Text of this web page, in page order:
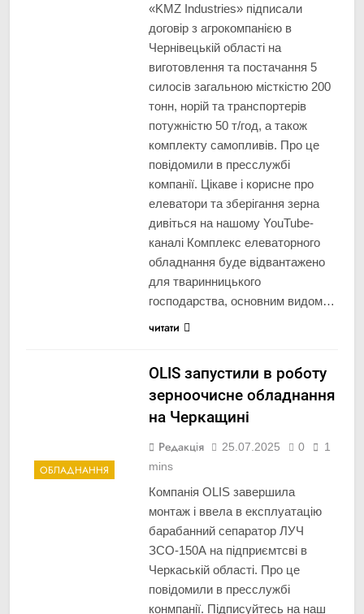
«KMZ Industries» підписали
договір з агрокомпанією в
Чернівецькій області на
виготовлення та постачання 5
силосів загальною місткістю 200
тонн, норій та транспортерів
потужністю 50 т/год, а також
комплекту самопливів. Про це
повідомили в пресслужбі
компанії. Цікаве і корисне про
елеватори та зберігання зерна
дивіться на нашому YouTube-
каналі Комплекс елеваторного
обладнання буде відвантажено
для тваринницького
господарства, основним видом…
читати
ОБЛАДНАННЯ
OLIS запустили в роботу
зерноочисне обладнання
на Черкащині
Редакція 25.07.2025 0
1
mins
Компанія OLIS завершила
монтаж і ввела в експлуатацію
барабанний сепаратор ЛУЧ
ЗСО-150А на підприємтсві в
Черкаській області. Про це
повідомили в пресслужбі
конмпанії. Підписуйтесь на наш